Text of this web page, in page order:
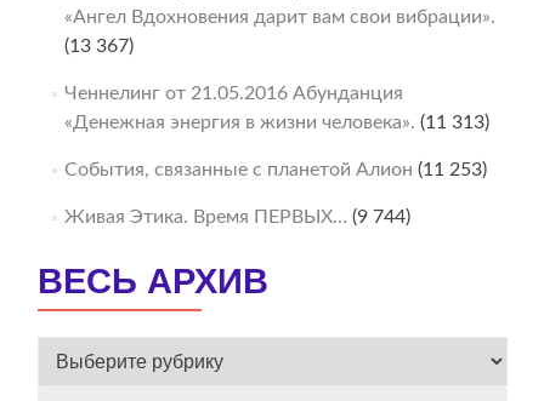
«Ангел Вдохновения дарит вам свои вибрации».
(13 367)
Ченнелинг от 21.05.2016 Абунданция
«Денежная энергия в жизни человека». (11 313)
События, связанные с планетой Алион (11 253)
Живая Этика. Время ПЕРВЫХ… (9 744)
ВЕСЬ АРХИВ
ВЕСЬ